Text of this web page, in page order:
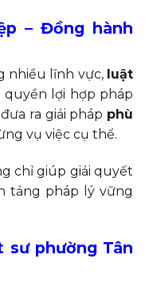
– Đồng hành
nhiều lĩnh vực, luật
quyền lợi hợp pháp
ra giải pháp phù
vụ việc cụ thể.
chỉ giúp giải quyết
tảng pháp lý vững
sư phường Tân